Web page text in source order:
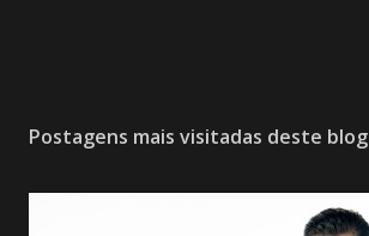
Postagens mais visitadas deste blog